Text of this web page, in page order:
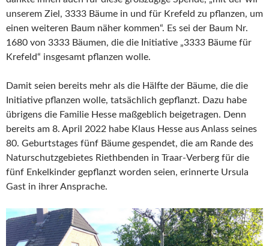
unserem Ziel, 3333 Bäume in und für Krefeld zu pflanzen, um
einen weiteren Baum näher kommen“. Es sei der Baum Nr.
1680 von 3333 Bäumen, die die Initiative „3333 Bäume für
Krefeld“ insgesamt pflanzen wolle.
Damit seien bereits mehr als die Hälfte der Bäume, die die
Initiative pflanzen wolle, tatsächlich gepflanzt. Dazu habe
übrigens die Familie Hesse maßgeblich beigetragen. Denn
bereits am 8. April 2022 habe Klaus Hesse aus Anlass seines
80. Geburtstages fünf Bäume gespendet, die am Rande des
Naturschutzgebietes Riethbenden in Traar-Verberg für die
fünf Enkelkinder gepflanzt worden seien, erinnerte Ursula
Gast in ihrer Ansprache.